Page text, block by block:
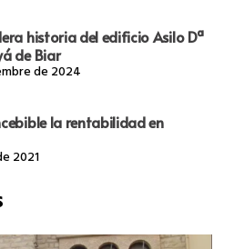
historia del edificio Asilo Dª
de Biar
de 2024
la rentabilidad en
2021